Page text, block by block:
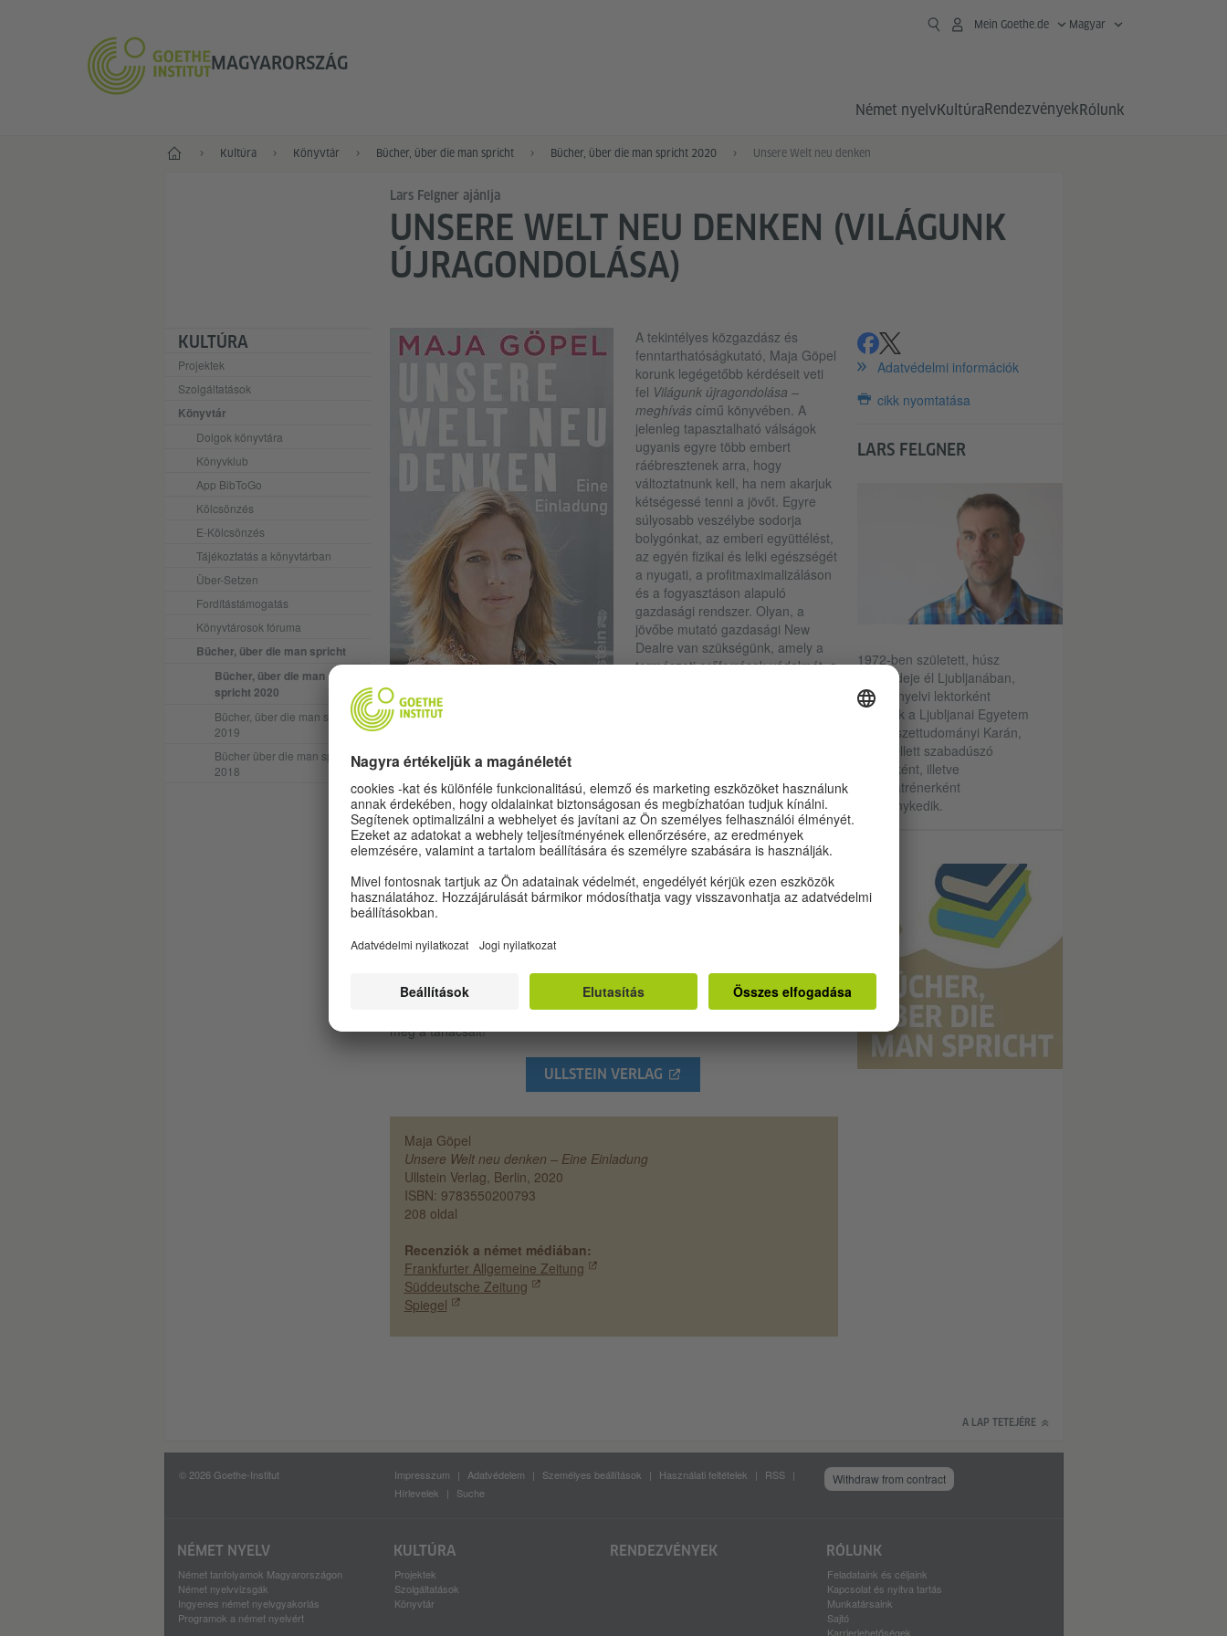
MAGYARORSZÁG
Mein Goethe.de Magyar
Német nyelvKultúraRendezvényekRólunk
Főoldal Kultúra Könyvtár Bücher, über die man spricht Bücher, über die man spricht 2020 Unsere Welt neu denken
KULTÚRA
Projektek
Szolgáltatások
Könyvtár
Dolgok könyvtára
Könyvklub
App BibToGo
Kölcsönzés
E-Kölcsönzés
Tájékoztatás a könyvtárban
Über-Setzen
Fordítástámogatás
Könyvtárosok fóruma
Bücher, über die man spricht
Bücher, über die man
spricht 2020
Bücher, über die man spricht
2019
Bücher über die man spricht
2018
Lars Felgner ajánlja
UNSERE WELT NEU DENKEN (VILÁGUNK
ÚJRAGONDOLÁSA)
A tekintélyes közgazdász és
fenntarthatóságkutató, Maja Göpel
korunk legégetőbb kérdéseit veti
fel Világunk újragondolása –
meghívás című könyvében. A
jelenleg tapasztalható válságok
ugyanis egyre több embert
ráébresztenek arra, hogy
változtatnunk kell, ha nem akarjuk
kétségessé tenni a jövőt. Egyre
súlyosabb veszélybe sodorja
bolygónkat, az emberi együttélést,
az egyén fizikai és lelki egészségét
a nyugati, a profitmaximalizáláson
és a fogyasztáson alapuló
gazdasági rendszer. Olyan, a
jövőbe mutató gazdasági New
Dealre van szükségünk, amely a
természeti erőforrások védelmét, a
középpontba.
Göpel meggyőzően és érthetően, számos példával alátámasztva bemutatja,
hogy hogyan festhetne ez az új rendszer, hogy milyen gondolkodási
korlátokat kell legyőznünk az oda vezető úton, és hogy miként juthatunk el a
gondolkodástól a cselekvésig.
A szerző röviden, mégis rendkívül pontosan vázolja fel (neo)liberális
bebizonyítja, hogy a belőle következő szabadpiaci gondolkodásmód ideje a
legújabb tudományos felismerések fényében immár lejárt. Félreérthetetlen
felszólítás ez arra, hogy hallgassunk végre a tudomány szavára, és
szabaduljunk meg a bevett gondolkodási sémáktól. Az egyes fejezetek végén
olvasható rövid összefoglalókat pedig akár használati utasításnak is
tekinthetjük egy jobb világ megalkotásához. Kötelező olvasmány ez a könyv
minden egyes politikai és gazdasági döntéshozó számára. Legszívesebben
odakiáltanánk nekik: Hallgassatok Göpel asszony intelmeire, és fogadjátok
meg a tanácsait!
ULLSTEIN VERLAG
Maja Göpel
Unsere Welt neu denken – Eine Einladung
Ullstein Verlag, Berlin, 2020
ISBN: 9783550200793
208 oldal
Recenziók a német médiában:
Frankfurter Allgemeine Zeitung
Süddeutsche Zeitung
Spiegel
megosztás
share
Adatvédelmi információk
cikk nyomtatása
LARS FELGNER
1972-ben született, húsz
esztendeje él Ljubljanában,
német nyelvi lektorként
dolgozik a Ljubljanai Egyetem
Bölcsészettudományi Karán,
és emellett szabadúszó
fordítóként, illetve
retorikatrénerként
tevékenykedik.
A LAP TETEJÉRE
© 2026 Goethe-Institut Impresszum Adatvédelem Személyes beállítások Használati feltételek
RSS
Hírlevelek
Suche
Withdraw from contract
NÉMET NYELV
Német tanfolyamok Magyarországon
Német nyelvvizsgák
Ingyenes német nyelvgyakorlás
Programok a német nyelvért
KULTÚRA
Projektek
Szolgáltatások
Könyvtár
RENDEZVÉNYEK RÓLUNK
Feladataink és céljaink
Kapcsolat és nyitva tartás
Munkatársaink
Sajtó
Karrierlehetőségek